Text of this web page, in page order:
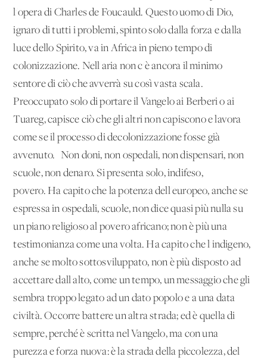
l'opera di Charles de Foucauld. Questo uomo di Dio,
ignaro di tutti i problemi, spinto solo dalla forza e dalla
luce dello Spirito, va in Africa in pieno tempo di
colonizzazione. Nell'aria non c'è ancora il minimo
sentore di ciò che avverrà su così vasta scala.
Preoccupato solo di portare il Vangelo ai Berberi o ai
Tuareg, capisce ciò che gli altri non capiscono e lavora
come se il processo di decolonizzazione fosse già
avvenuto. Non doni, non ospedali, non dispensari, non
scuole, non denaro. Si presenta solo, indifeso,
povero. Ha capito che la potenza dell'europeo, anche se
espressa in ospedali, scuole, non dice quasi più nulla su
un piano religioso al povero africano; non è più una
testimonianza come una volta. Ha capito che l'indigeno,
anche se molto sottosviluppato, non è più disposto ad
accettare dall'alto, come un tempo, un messaggio che gli
sembra troppo legato ad un dato popolo e a una data
civiltà. Occorre battere un'altra strada; ed è quella di
sempre, perché è scritta nel Vangelo, ma con una
purezza e forza nuova: è la strada della piccolezza, del